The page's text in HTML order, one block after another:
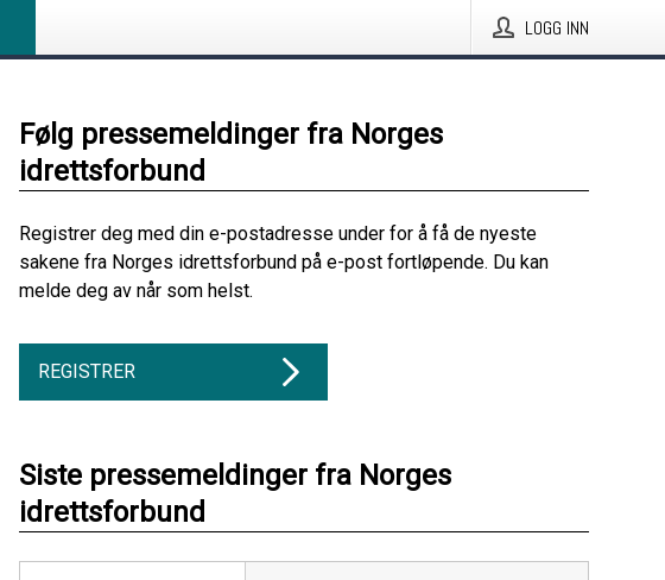
LOGG INN
Følg pressemeldinger fra Norges
idrettsforbund
Registrer deg med din e-postadresse under for å få de nyeste
sakene fra Norges idrettsforbund på e-post fortløpende. Du kan
melde deg av når som helst.
REGISTRER
Siste pressemeldinger fra Norges
idrettsforbund